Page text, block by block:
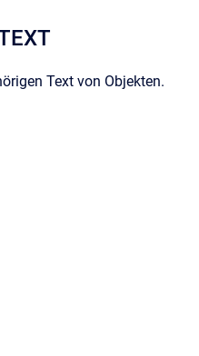
Text von Objekten.